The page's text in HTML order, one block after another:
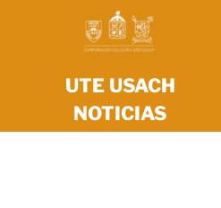
UTE USACH
NOTICIAS